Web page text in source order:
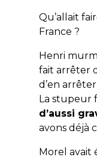
Qu’allait
France ?
Henri
fait arrêter
d’en
La stupeur
d’aussi
avons déjà
Morel avait